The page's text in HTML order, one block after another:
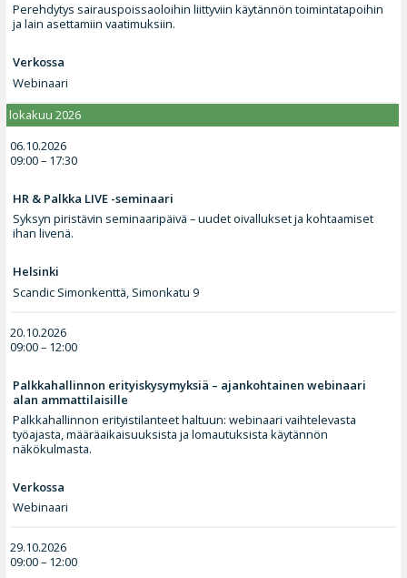
Perehdytys sairauspoissaoloihin liittyviin käytännön toimintatapoihin
ja lain asettamiin vaatimuksiin.
Verkossa
Webinaari
lokakuu 2026
06.10.2026
09:00 – 17:30
HR & Palkka LIVE -seminaari
Syksyn piristävin seminaaripäivä – uudet oivallukset ja kohtaamiset
ihan livenä.
Helsinki
Scandic Simonkenttä, Simonkatu 9
20.10.2026
09:00 – 12:00
Palkkahallinnon erityiskysymyksiä – ajankohtainen webinaari
alan ammattilaisille
Palkkahallinnon erityistilanteet haltuun: webinaari vaihtelevasta
työajasta, määräaikaisuuksista ja lomautuksista käytännön
näkökulmasta.
Verkossa
Webinaari
29.10.2026
09:00 – 12:00